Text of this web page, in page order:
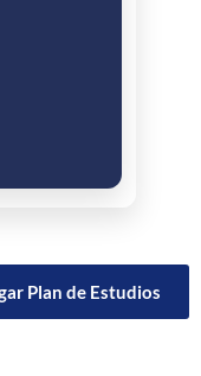
Plan de Estudios